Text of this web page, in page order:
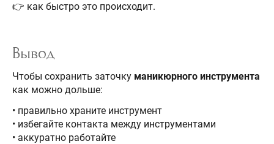
👉 как быстро это происходит.
Вывод
Чтобы сохранить заточку маникюрного инструмента
как можно дольше:
• правильно храните инструмент
• избегайте контакта между инструментами
• аккуратно работайте